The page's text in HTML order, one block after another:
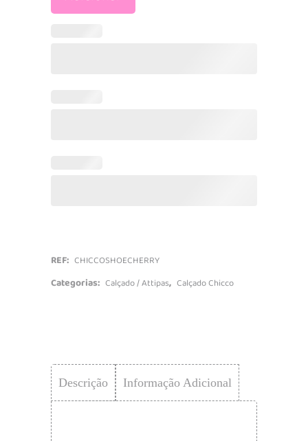
REF: CHICCOSHOECHERRY
Categorias: Calçado / Attipas, Calçado Chicco
Descrição Informação Adicional